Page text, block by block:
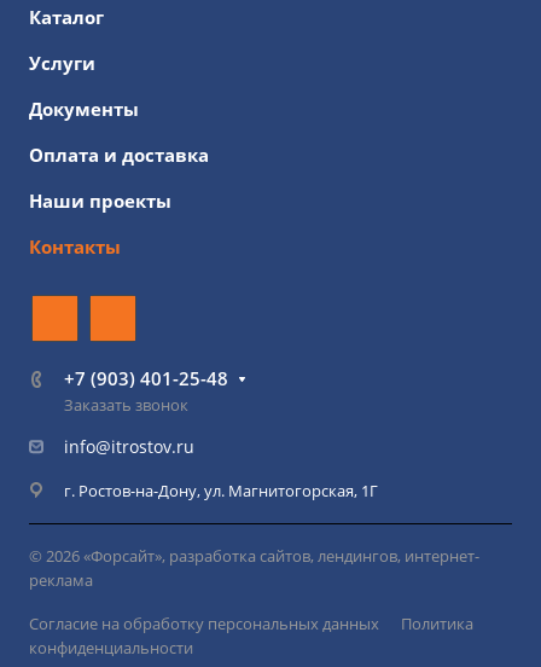
Каталог
Услуги
Документы
Оплата и доставка
Наши проекты
Контакты
+7 (903) 401-25-48
Заказать звонок
info@itrostov.ru
г. Ростов-на-Дону, ул. Магнитогорская, 1Г
© 2026 «Форсайт», разработка сайтов, лендингов, интернет-
реклама
Согласие на обработку персональных данных
Политика
конфиденциальности